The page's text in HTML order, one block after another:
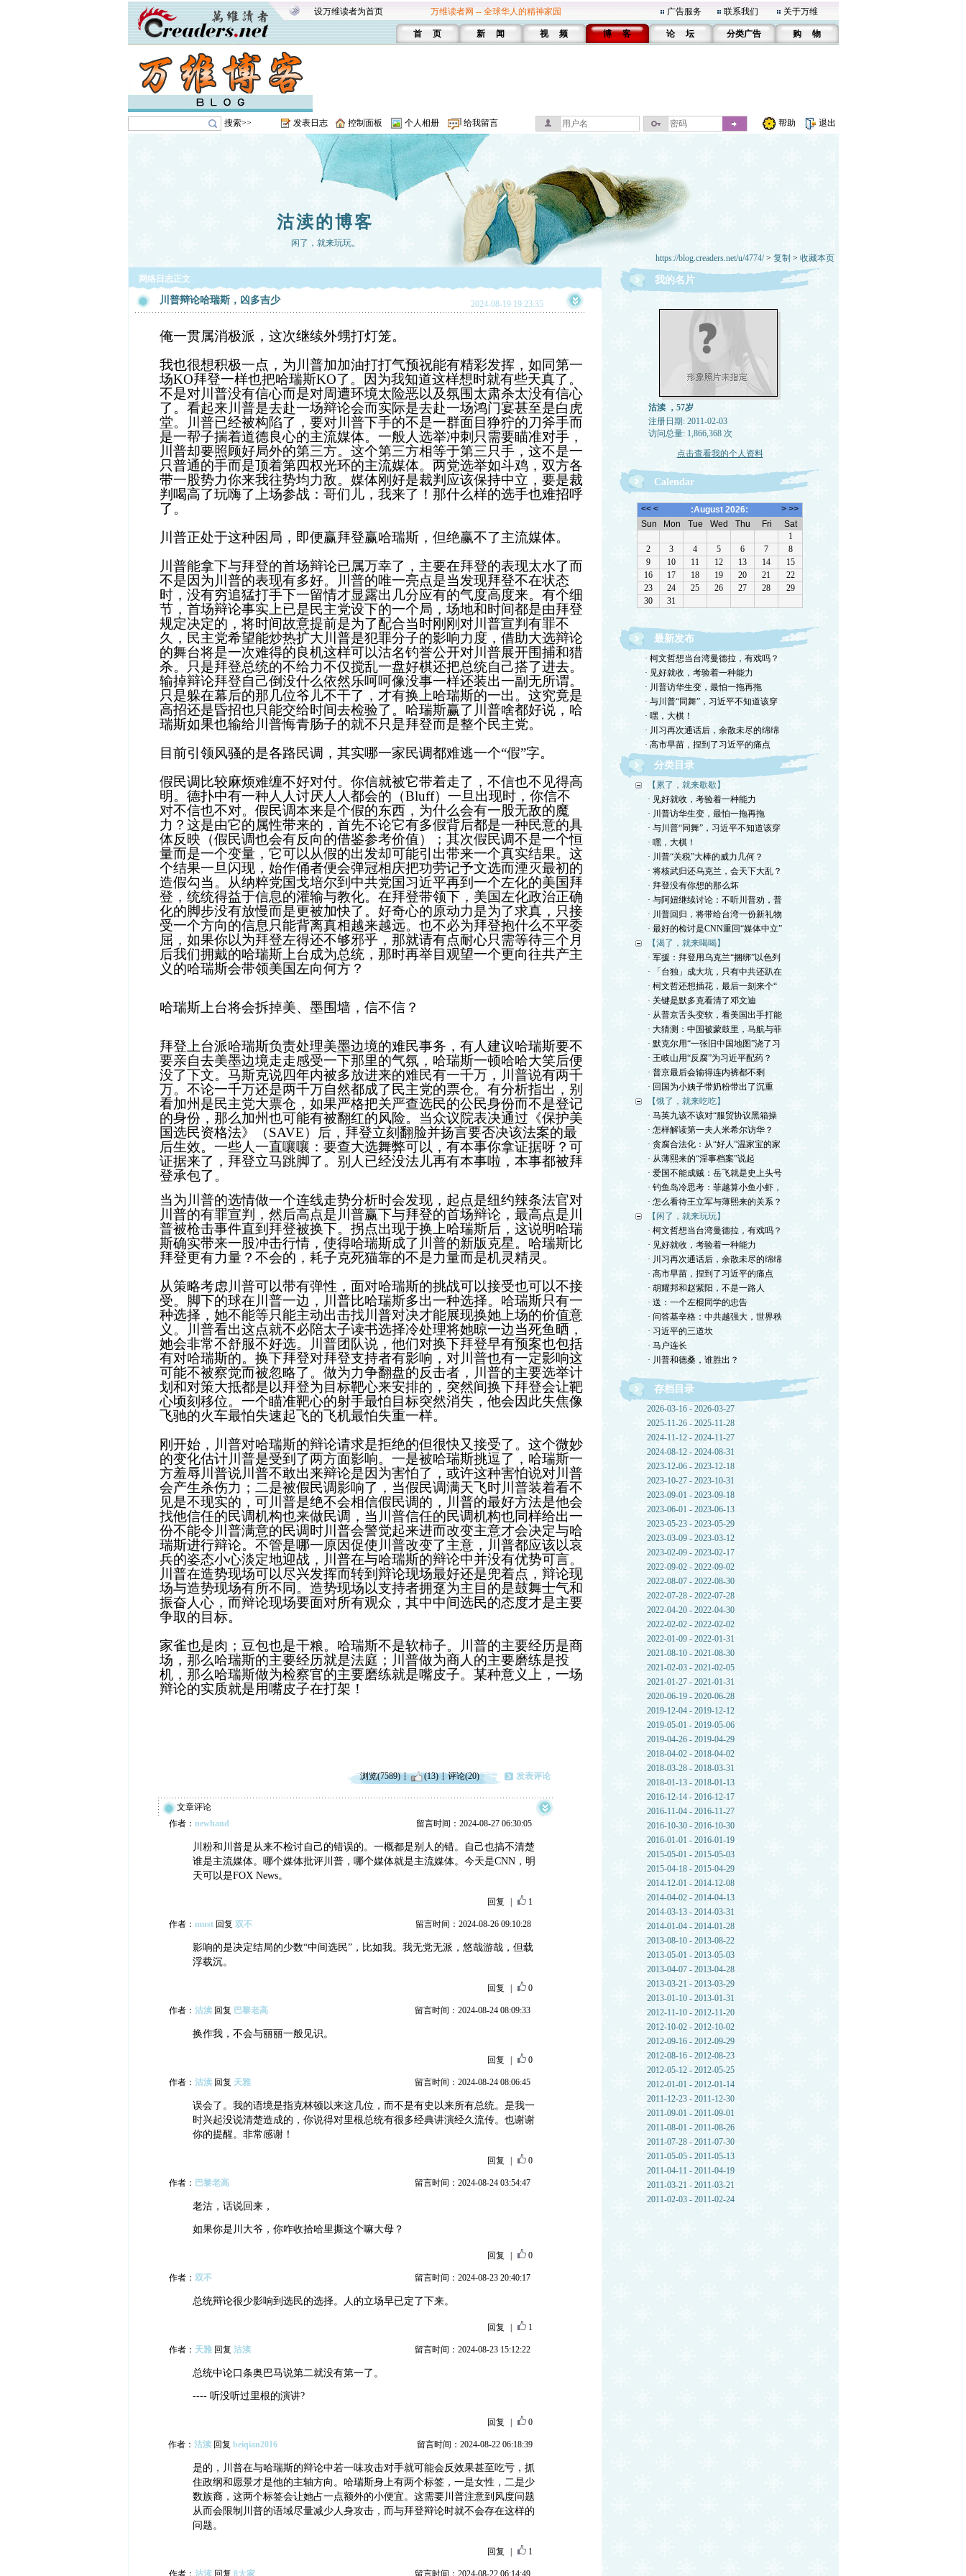
设万维读者为首页 万维读者网 -- 全球华人的精神家园 广告服务 联系我们 关于万维
首 页 新 闻 视 频 博 客 论 坛 分类广告 购 物
搜索>> 发表日志 控制面板 个人相册 给我留言 帮助 退出
沽渎的博客
闲了，就来玩玩。
https://blog.creaders.net/u/4774/> 复制 > 收藏本页
网络日志正文
川普辩论哈瑞斯，凶多吉少 2024-08-19 19:23:35
俺一贯属消极派，这次继续外甥打灯笼。
我也很想积极一点，为川普加加油打打气预祝能有精彩发挥，如同第一
场KO拜登一样也把哈瑞斯KO了。因为我知道这样想时就有些天真了。
不是对川普没有信心而是对周遭环境太险恶以及氛围太肃杀太没有信心
了。看起来川普是去赴一场辩论会而实际是去赴一场鸿门宴甚至是白虎
堂。川普已经被构陷了，要对川普下手的不是一群面目狰狞的刀斧手而
是一帮子揣着道德良心的主流媒体。一般人选举冲刺只需要瞄准对手，
川普却要照顾好局外的第三方。这个第三方相等于第三只手，这不是一
只普通的手而是顶着第四权光环的主流媒体。两党选举如斗鸡，双方各
带一股势力你来我往势均力敌。媒体刚好是裁判应该保持中立，要是裁
判喝高了玩嗨了上场参战：哥们儿，我来了！那什么样的选手也难招呼
了。
川普正处于这种困局，即便赢拜登赢哈瑞斯，但绝赢不了主流媒体。
川普能拿下与拜登的首场辩论已属万幸了，主要在拜登的表现太水了而
不是因为川普的表现有多好。川普的唯一亮点是当发现拜登不在状态
时，没有穷追猛打手下一留情才显露出几分应有的气度高度来。有个细
节，首场辩论事实上已是民主党设下的一个局，场地和时间都是由拜登
规定决定的，将时间故意提前是为了配合当时刚刚对川普宣判有罪不
久，民主党希望能炒热扩大川普是犯罪分子的影响力度，借助大选辩论
的舞台将是一次难得的良机这样可以沽名钓誉公开对川普展开围捕和猎
杀。只是拜登总统的不给力不仅搅乱一盘好棋还把总统自己搭了进去。
输掉辩论拜登自己倒没什么依然乐呵呵像没事一样还装出一副无所谓。
只是躲在幕后的那几位爷儿不干了，才有换上哈瑞斯的一出。这究竟是
高招还是昏招也只能交给时间去检验了。哈瑞斯赢了川普啥都好说，哈
瑞斯如果也输给川普悔青肠子的就不只是拜登而是整个民主党。
目前引领风骚的是各路民调，其实哪一家民调都难逃一个“假”字。
假民调比较麻烦难缠不好对付。你信就被它带着走了 ，不信也不见得高
明。德扑中有一种人人讨厌人人都会的（Bluff）一旦出现时，你信不
对不信也不对。假民调本来是个假的东西，为什么会有一股无敌的魔
力？这是由它的属性带来的，首先不论它有多假背后都是一种民意的具
体反映（假民调也会有反向的借鉴参考价值）；其次假民调不是一个恒
量而是一个变量，它可以从假的出发却可能引出带来一个真实结果。这
个结果一旦闪现，始作俑者便会弹冠相庆把功劳记予文选而湮灭最初的
造假勾当。从纳粹党国戈培尔到中共党国习近平再到一个左化的美国拜
登，统统得益于信息的灌输与教化。在拜登带领下，美国左化政治正确
化的脚步没有放慢而是更被加快了。好奇心的原动力是为了求真，只接
受一个方向的信息只能背离真相越来越远。也不必为拜登抱什么不平委
屈，如果你以为拜登左得还不够邪乎，那就请有点耐心只需等待三个月
后我们拥戴的哈瑞斯上台成为总统，那时再举目观望一个更向往共产主
义的哈瑞斯会带领美国左向何方？
哈瑞斯上台将会拆掉美、墨围墙，信不信？
拜登上台派哈瑞斯负责处理美墨边境的难民事务，有人建议哈瑞斯要不
要亲自去美墨边境走走感受一下那里的气氛，哈瑞斯一顿哈哈大笑后便
没了下文。马斯克说四年内被多放进来的难民有一千万，川普说有两千
万。不论一千万还是两千万自然都成了民主党的票仓。有分析指出，别
看加州是民主党大票仓，如果严格把关严查选民的公民身份而不是登记
的身份，那么加州也可能有被翻红的风险。当众议院表决通过《保护美
国选民资格法》（SAVE）后，拜登立刻翻脸并扬言要否决该法案的最
后生效。一些人一直嚷嚷：要查大选舞弊可以，有本事你拿证据呀？可
证据来了，拜登立马跳脚了。别人已经没法儿再有本事啦，本事都被拜
登承包了。
当为川普的选情做一个连线走势分析时会发现，起点是纽约辣条法官对
川普的有罪宣判，然后高点是川普赢下与拜登的首场辩论，最高点是川
普被枪击事件直到拜登被换下。拐点出现于换上哈瑞斯后，这说明哈瑞
斯确实带来一股冲击行情，使得哈瑞斯成了川普的新版克星。哈瑞斯比
拜登更有力量？不会的，耗子克死猫靠的不是力量而是机灵精灵。
从策略考虑川普可以带有弹性，面对哈瑞斯的挑战可以接受也可以不接
受。脚下的球在川普一边，川普比哈瑞斯多出一种选择。哈瑞斯只有一
种选择，她不能等只能主动出击找川普对决才能展现换她上场的价值意
义。川普看出这点就不必陪太子读书选择冷处理将她晾一边当死鱼晒，
她会非常不舒服不好选。川普团队说，他们对换下拜登早有预案也包括
有对哈瑞斯的。换下拜登对拜登支持者有影响，对川普也有一定影响这
可能不被察觉而被忽略了。做为力争翻盘的反击者，川普的主要选举计
划和对策大抵都是以拜登为目标靶心来安排的，突然间换下拜登会让靶
心顷刻移位。一个瞄准靶心的射手最怕目标突然消失，他会因此失焦像
飞驰的火车最怕失速起飞的飞机最怕失重一样。
刚开始，川普对哈瑞斯的辩论请求是拒绝的但很快又接受了。这个微妙
的变化估计川普是受到了两方面影响。一是被哈瑞斯挑逗了，哈瑞斯一
方羞辱川普说川普不敢出来辩论是因为害怕了，或许这种害怕说对川普
会产生杀伤力；二是被假民调影响了，当假民调满天飞时川普装着看不
见是不现实的，可川普是绝不会相信假民调的，川普的最好方法是他会
找他信任的民调机构也来做民调，当川普信任的民调机构也同样给出一
份不能令川普满意的民调时川普会警觉起来进而改变主意才会决定与哈
瑞斯进行辩论。不管是哪一原因促使川普改变了主意，川普都应该以哀
兵的姿态小心淡定地迎战，川普在与哈瑞斯的辩论中并没有优势可言。
川普在造势现场可以尽兴发挥而转到辩论现场最好还是兜着点，辩论现
场与造势现场有所不同。造势现场以支持者拥趸为主目的是鼓舞士气和
振奋人心，而辩论现场要面对所有观众，其中中间选民的态度才是主要
争取的目标。
家雀也是肉；豆包也是干粮。哈瑞斯不是软柿子。川普的主要经历是商
场，那么哈瑞斯的主要经历就是法庭；川普做为商人的主要磨练是投
机，那么哈瑞斯做为检察官的主要磨练就是嘴皮子。某种意义上，一场
辩论的实质就是用嘴皮子在打架！
浏览(7589) (13) 评论(20) 发表评论
文章评论
作者： newhand 留言时间：2024-08-27 06:30:05
川粉和川普是从来不检讨自己的错误的。一概都是别人的错。自己也搞不清楚
谁是主流媒体。哪个媒体批评川普，哪个媒体就是主流媒体。今天是CNN，明
天可以是FOX News。
回复 1
作者： must回复 双不 留言时间：2024-08-26 09:10:28
影响的是决定结局的少数“中间选民”，比如我。我无党无派，悠哉游哉，但载
浮载沉。
回复 0
作者： 沽渎回复 巴黎老高 留言时间：2024-08-24 08:09:33
换作我，不会与丽丽一般见识。
回复 0
作者： 沽渎回复 天雅 留言时间：2024-08-24 08:06:45
误会了。我的语境是指克林顿以来这几位，而不是有史以来所有总统。是我一
时兴起没说清楚造成的，你说得对里根总统有很多经典讲演经久流传。也谢谢
你的提醒。非常感谢！
回复 0
作者： 巴黎老高 留言时间：2024-08-24 03:54:47
老沽，话说回来，
如果你是川大爷，你咋收拾哈里撕这个嘛大母？
回复 0
作者： 双不 留言时间：2024-08-23 20:40:17
总统辩论很少影响到选民的选择。人的立场早已定了下来。
回复 1
作者： 天雅回复 沽渎 留言时间：2024-08-23 15:12:22
总统中论口条奥巴马说第二就没有第一了。
---- 听没听过里根的演讲?
回复 0
作者： 沽渎回复 beiqian2016 留言时间：2024-08-22 06:18:39
是的，川普在与哈瑞斯的辩论中若一味攻击对手就可能会反效果甚至吃亏，抓
住政纲和愿景才是他的主轴方向。哈瑞斯身上有两个标签，一是女性，二是少
数族裔，这两个标签会让她占一点额外的小便宜。这需要川普注意到风度问题
从而会限制川普的语域尽量减少人身攻击，而与拜登辩论时就不会存在这样的
问题。
回复 1
作者： 沽渎回复 8大家 留言时间：2024-08-22 06:14:49
我的名片
沽渎 ，57岁
注册日期: 2011-02-03
访问总量: 1,866,368 次
点击查看我的个人资料
Calendar
最新发布
· 柯文哲想当台湾曼德拉，有戏吗？
· 见好就收，考验着一种能力
· 川普访华生变，最怕一拖再拖
· 与川普“同舞”，习近平不知道该穿
· 嘿，大棋！
· 川习再次通话后，余散未尽的绵绵
· 高市早苗，捏到了习近平的痛点
分类目录
【累了，就来歇歇】
· 见好就收，考验着一种能力
· 川普访华生变，最怕一拖再拖
· 与川普“同舞”，习近平不知道该穿
· 嘿，大棋！
· 川普“关税”大棒的威力几何？
· 将核武归还乌克兰，会天下大乱？
· 拜登没有你想的那么坏
· 与阿妞继续讨论：不听川普劝，普
· 川普回归，将带给台湾一份新礼物
· 最好的检讨是CNN重回“媒体中立”
【渴了，就来喝喝】
· 军援：拜登用乌克兰“捆绑”以色列
· 「台独」成大坑，只有中共还趴在
· 柯文哲还想插花，最后一刻来个“
· 关键是默多克看清了邓文迪
· 从普京舌头变软，看美国出手打能
· 大猜测：中国被蒙鼓里，马航与菲
· 默克尔用“一张旧中国地图”浇了习
· 王岐山用“反腐”为习近平配药？
· 普京最后会输得连内裤都不剩
· 回国为小姨子带奶粉带出了沉重
【饿了，就来吃吃】
· 马英九该不该对“服贸协议黑箱操
· 怎样解读第一夫人米希尔访华？
· 贪腐合法化：从“好人”温家宝的家
· 从薄熙来的“淫事档案”说起
· 爱国不能成贼：岳飞就是史上头号
· 钓鱼岛冷思考：菲越算小鱼小虾，
· 怎么看待王立军与薄熙来的关系？
【闲了，就来玩玩】
· 柯文哲想当台湾曼德拉，有戏吗？
· 见好就收，考验着一种能力
· 川习再次通话后，余散未尽的绵绵
· 高市早苗，捏到了习近平的痛点
· 胡耀邦和赵紫阳，不是一路人
· 送：一个左棍同学的忠告
· 问答基辛格：中共越强大，世界秩
· 习近平的三道坎
· 马户连长
· 川普和德桑，谁胜出？
存档目录
2026-03-16 - 2026-03-27
2025-11-26 - 2025-11-28
2024-11-12 - 2024-11-27
2024-08-12 - 2024-08-31
2023-12-06 - 2023-12-18
2023-10-27 - 2023-10-31
2023-09-01 - 2023-09-18
2023-06-01 - 2023-06-13
2023-05-23 - 2023-05-29
2023-03-09 - 2023-03-12
2023-02-09 - 2023-02-17
2022-09-02 - 2022-09-02
2022-08-07 - 2022-08-30
2022-07-28 - 2022-07-28
2022-04-20 - 2022-04-30
2022-02-02 - 2022-02-02
2022-01-09 - 2022-01-31
2021-08-10 - 2021-08-30
2021-02-03 - 2021-02-05
2021-01-27 - 2021-01-31
2020-06-19 - 2020-06-28
2019-12-04 - 2019-12-12
2019-05-01 - 2019-05-06
2019-04-26 - 2019-04-29
2018-04-02 - 2018-04-02
2018-03-28 - 2018-03-31
2018-01-13 - 2018-01-13
2016-12-14 - 2016-12-17
2016-11-04 - 2016-11-27
2016-10-30 - 2016-10-30
2016-01-01 - 2016-01-19
2015-05-01 - 2015-05-03
2015-04-18 - 2015-04-29
2014-12-01 - 2014-12-08
2014-04-02 - 2014-04-13
2014-03-13 - 2014-03-31
2014-01-04 - 2014-01-28
2013-08-10 - 2013-08-22
2013-05-01 - 2013-05-03
2013-04-07 - 2013-04-28
2013-03-21 - 2013-03-29
2013-01-10 - 2013-01-31
2012-11-10 - 2012-11-20
2012-10-02 - 2012-10-02
2012-09-16 - 2012-09-29
2012-08-16 - 2012-08-23
2012-05-12 - 2012-05-25
2012-01-01 - 2012-01-14
2011-12-23 - 2011-12-30
2011-09-01 - 2011-09-01
2011-08-01 - 2011-08-26
2011-07-28 - 2011-07-30
2011-05-05 - 2011-05-13
2011-04-11 - 2011-04-19
2011-03-21 - 2011-03-21
2011-02-03 - 2011-02-24